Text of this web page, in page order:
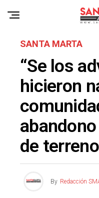
SANTA MARTA
“Se los
hicieron
de
By Redacción